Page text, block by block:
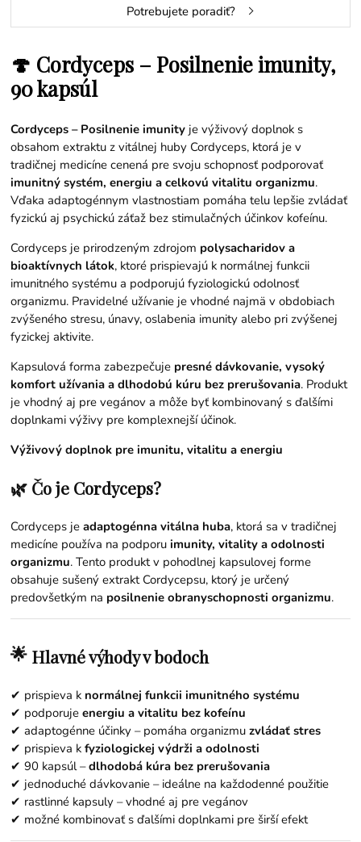
Potrebujete poradiť?
🍄 Cordyceps – Posilnenie imunity,
90 kapsúl
Cordyceps – Posilnenie imunity je výživový doplnok s
obsahom extraktu z vitálnej huby Cordyceps, ktorá je v
tradičnej medicíne cenená pre svoju schopnosť podporovať
imunitný systém, energiu a celkovú vitalitu organizmu.
Vďaka adaptogénnym vlastnostiam pomáha telu lepšie zvládať
fyzickú aj psychickú záťaž bez stimulačných účinkov kofeínu.
Cordyceps je prirodzeným zdrojom polysacharidov a
bioaktívnych látok, ktoré prispievajú k normálnej funkcii
imunitného systému a podporujú fyziologickú odolnosť
organizmu. Pravidelné užívanie je vhodné najmä v obdobiach
zvýšeného stresu, únavy, oslabenia imunity alebo pri zvýšenej
fyzickej aktivite.
Kapsulová forma zabezpečuje presné dávkovanie, vysoký
komfort užívania a dlhodobú kúru bez prerušovania. Produkt
je vhodný aj pre vegánov a môže byť kombinovaný s ďalšími
doplnkami výživy pre komplexnejší účinok.
Výživový doplnok pre imunitu, vitalitu a energiu
🌿 Čo je Cordyceps?
Cordyceps jeadaptogénna vitálna huba, ktorá sa v tradičnej
medicíne používa na podporuimunity, vitality a odolnosti
organizmu. Tento produkt v pohodlnej kapsulovej forme
obsahuje sušený extrakt Cordycepsu, ktorý je určený
predovšetkým na posilnenie obranyschopnosti organizmu.
🌟 Hlavné výhody v bodoch
✔ prispieva k normálnej funkcii imunitného systému
✔ podporujeenergiu a vitalitu bez kofeínu
✔ adaptogénne účinky – pomáha organizmuzvládať stres
✔ prispieva kfyziologickej výdrži a odolnosti
✔ 90 kapsúl –dlhodobá kúra bez prerušovania
✔ jednoduché dávkovanie – ideálne na každodenné použitie
✔ rastlinné kapsuly – vhodné aj pre vegánov
✔ možné kombinovať s ďalšími doplnkami pre širší efekt